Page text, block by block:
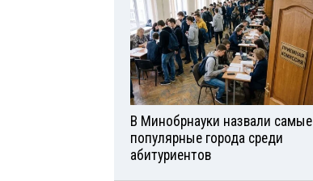
В Минобрнауки назвали самые
популярные города среди
абитуриентов